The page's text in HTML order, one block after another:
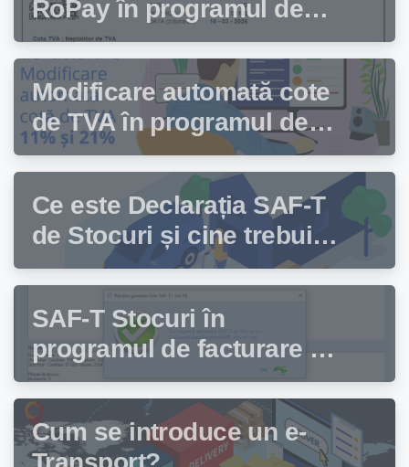
RoPay în programul de
facturare Facturis
Modificare automată cote
de TVA în programul de
facturare Facturis
Ce este Declarația SAF-T
de Stocuri și cine trebuie
să depună această
declarație?
SAF-T Stocuri în
programul de facturare și
gestiune stocuri Facturis
Cum se introduce un e-